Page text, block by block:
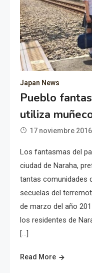
Japan News
Pueblo
utiliza
17 noviembre 2016
Los fantasmas del
ciudad de Naraha,
tantas comunidades
secuelas del
de marzo del año
los residentes de
[…]
Read More